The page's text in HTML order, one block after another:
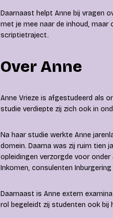
Daarnaast helpt Anne bij vragen
met je mee naar de inhoud, maar
scriptietraject.
Over Anne
Anne Vrieze is afgestudeerd als
studie verdiepte zij zich ook in
Na haar studie werkte Anne
domein. Daarna was zij ruim tien
opleidingen verzorgde voor
Inkomen, consulenten
Daarnaast is Anne extern
rol begeleidt zij studenten ook bij